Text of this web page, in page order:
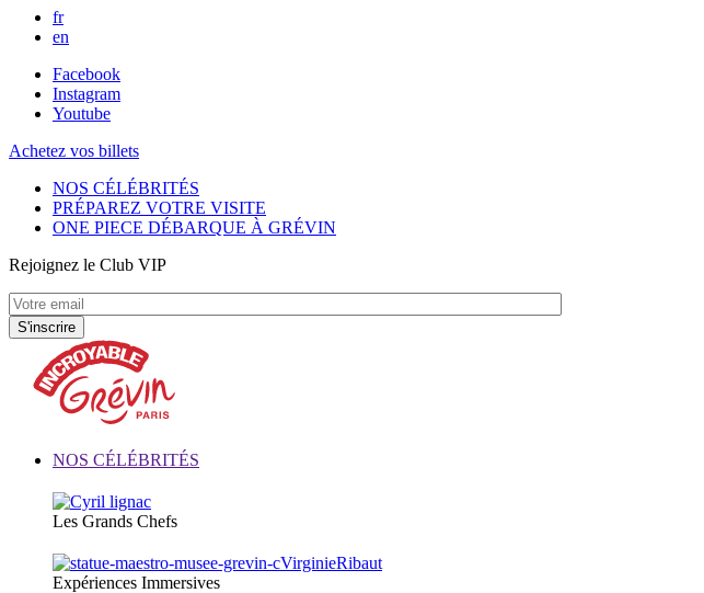
fr
en
Facebook
Instagram
Youtube
Achetez vos billets
NOS CÉLÉBRITÉS
PRÉPAREZ VOTRE VISITE
ONE PIECE DÉBARQUE À GRÉVIN
Rejoignez le Club VIP
NOS CÉLÉBRITÉS
Les Grands Chefs
Expériences Immersives